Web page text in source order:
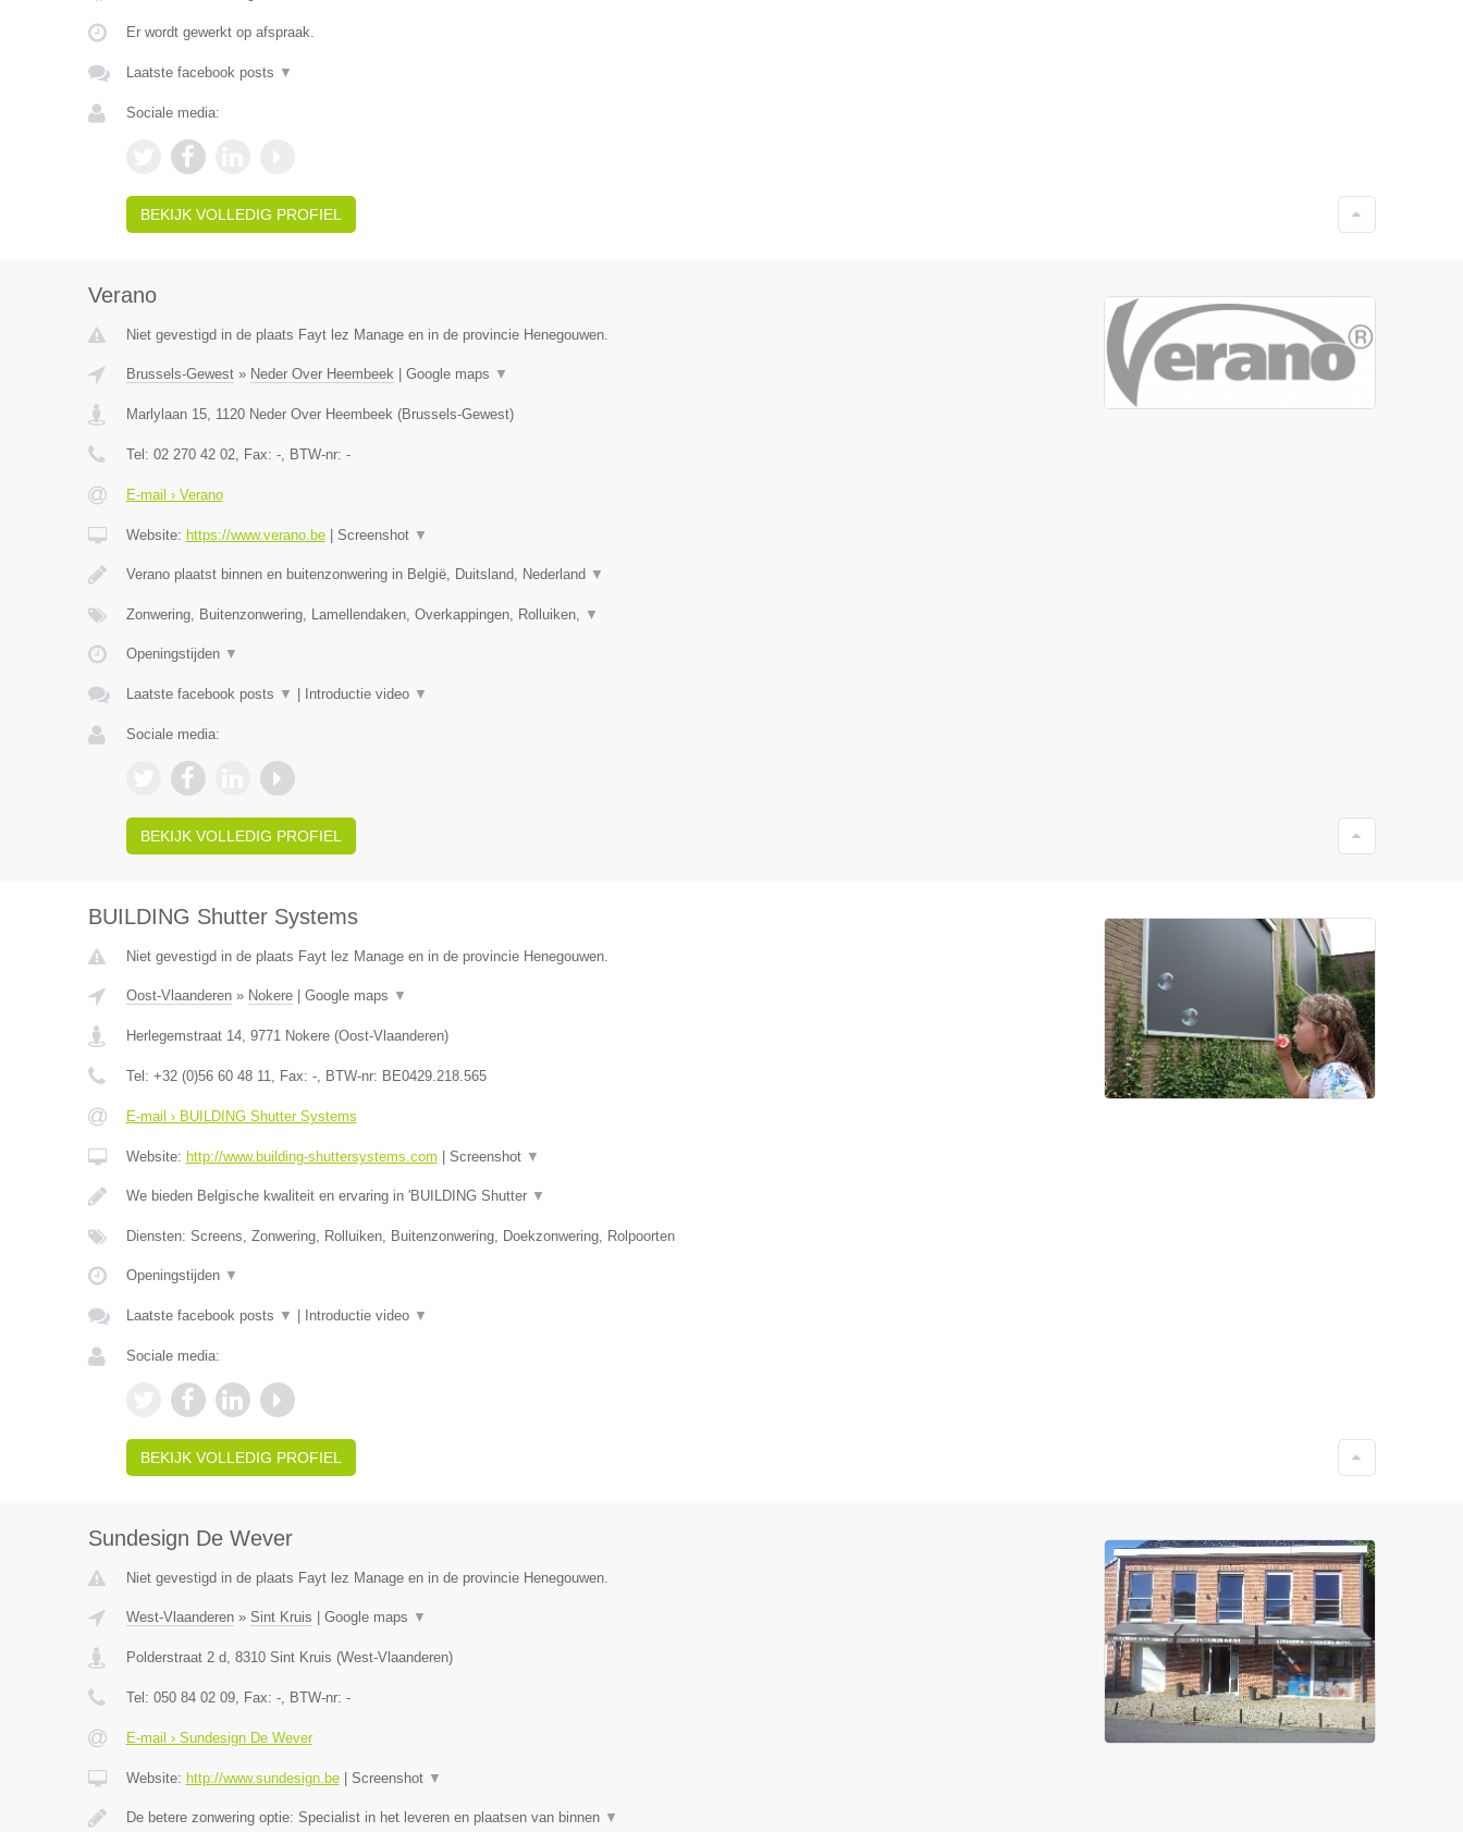
Er wordt gewerkt op afspraak.
Laatste facebook posts ▼
Sociale media:
BEKIJK VOLLEDIG PROFIEL
Verano
Niet gevestigd in de plaats Fayt lez Manage en in de provincie Henegouwen.
Brussels-Gewest» Neder Over Heembeek| Google maps ▼
Marlylaan 15, 1120 Neder Over Heembeek(Brussels-Gewest)
Tel: 02 270 42 02, Fax: -, BTW-nr: -
E-mail › Verano
Website: https://www.verano.be| Screenshot ▼
Verano plaatst binnen en buitenzonwering in België, Duitsland, Nederland ▼
Zonwering, Buitenzonwering, Lamellendaken, Overkappingen, Rolluiken, ▼
Openingstijden ▼
Laatste facebook posts ▼ Introductie video ▼
Sociale media:
BEKIJK VOLLEDIG PROFIEL
BUILDING Shutter Systems
Niet gevestigd in de plaats Fayt lez Manage en in de provincie Henegouwen.
Oost-Vlaanderen» Nokere| Google maps ▼
Herlegemstraat 14, 9771 Nokere(Oost-Vlaanderen)
Tel: +32 (0)56 60 48 11, Fax: -, BTW-nr: BE0429.218.565
E-mail › BUILDING Shutter Systems
Website: http://www.building-shuttersystems.com Screenshot ▼
We bieden Belgische kwaliteit en ervaring in 'BUILDING Shutter ▼
Diensten: Screens, Zonwering, Rolluiken, Buitenzonwering, Doekzonwering, Rolpoorten
Openingstijden ▼
Laatste facebook posts ▼ Introductie video ▼
Sociale media:
BEKIJK VOLLEDIG PROFIEL
Sundesign De Wever
Niet gevestigd in de plaats Fayt lez Manage en in de provincie Henegouwen.
West-Vlaanderen» Sint Kruis Google maps ▼
Polderstraat 2 d, 8310 Sint Kruis (West-Vlaanderen)
Tel: 050 84 02 09, Fax: -, BTW-nr: -
E-mail › Sundesign De Wever
Website: http://www.sundesign.be| Screenshot ▼
De betere zonwering optie: Specialist in het leveren en plaatsen van binnen ▼